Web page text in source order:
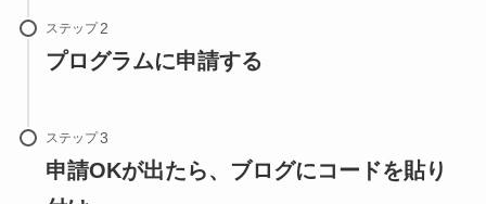
ステップ
プログラムに申請する
ステップ
申請OKが出たら、ブログにコードを貼り